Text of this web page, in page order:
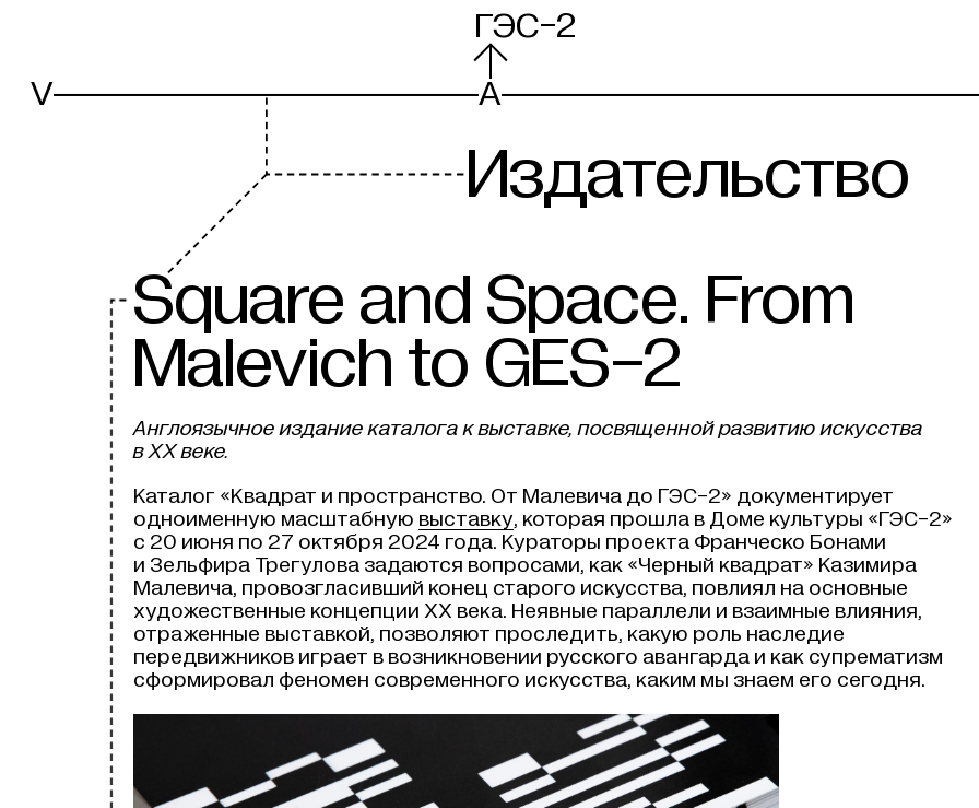
ГЭС-2
V
A
Издательство
Square and Space. From
Malevich to GES-2
Англоязычное издание каталога к выставке, посвященной развитию искусства
в XX веке.
Каталог «Квадрат и пространство. От Малевича до ГЭС-2» документирует
одноименную масштабную выставку, которая прошла в Доме культуры «ГЭС-2»
с 20 июня по 27 октября 2024 года. Кураторы проекта Франческо Бонами
и Зельфира Трегулова задаются вопросами, как «Черный квадрат» Казимира
Малевича, провозгласивший конец старого искусства, повлиял на основные
художественные концепции XX века. Неявные параллели и взаимные влияния,
отраженные выставкой, позволяют проследить, какую роль наследие
передвижников играет в возникновении русского авангарда и как супрематизм
сформировал феномен современного искусства, каким мы знаем его сегодня.